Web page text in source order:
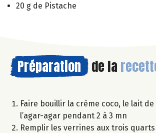
20 g de Pistache
Préparation de la
Faire bouillir la crème coco, le lait
l’agar-agar pendant 2 à 3 mn
Remplir les verrines aux trois